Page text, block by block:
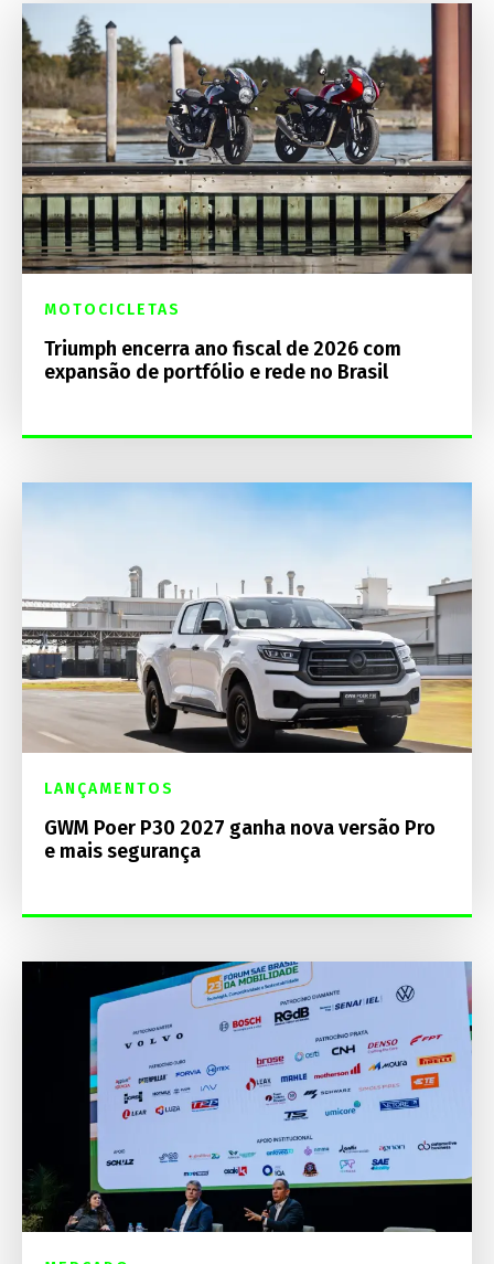
MOTOCICLETAS
Triumph encerra ano fiscal de 2026 com
expansão de portfólio e rede no Brasil
LANÇAMENTOS
GWM Poer P30 2027 ganha nova versão Pro
e mais segurança